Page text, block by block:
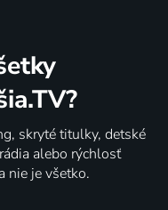
skryté titulky, detské
alebo rýchlosť
nie je všetko.